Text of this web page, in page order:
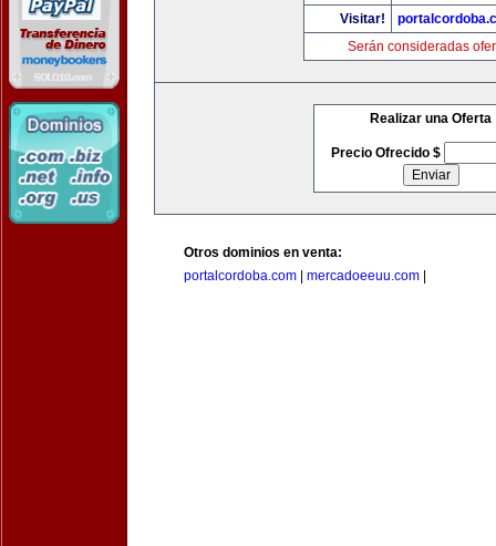
Visitar!
Serán consideradas
Realizar una Oferta
Precio Ofrecido $
Otros dominios en venta:
portalcordoba.com
mercadoeeuu.com